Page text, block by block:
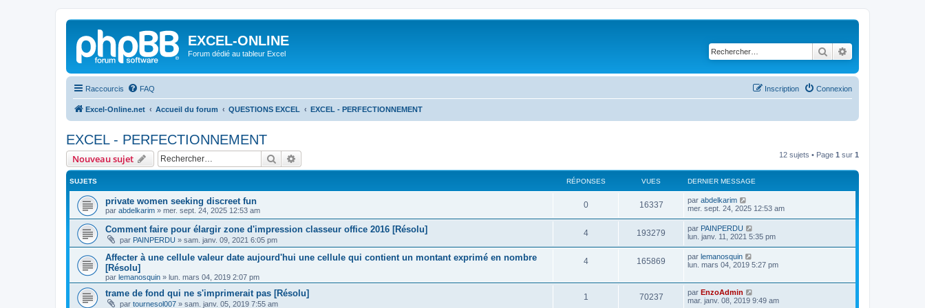
EXCEL-ONLINE
Forum dédié au tableur Excel Rechercher
Raccourcis FAQ Connexion
Inscription
Excel-Online.net Accueil du forum QUESTIONS EXCEL EXCEL - PERFECTIONNEMENT
EXCEL - PERFECTIONNEMENT
Nouveau sujet Rechercher 12 sujets • Page 1 sur 1
SUJETS RÉPONSES VUES DERNIER MESSAGE
private women seeking discreet fun
par abdelkarim » mer. sept. 24, 2025 12:53 am
0R
é
o
16337V
u
s
D
e
i
e
r
m
e
s
a
g
par abdelkarim
mer. sept. 24, 2025 12:53 am
Comment faire pour élargir zone d'impression classeur office 2016 [Résolu]
par PAINPERDU » sam. janv. 09, 2021 6:05 pm
4R
é
o
193279
u
s
D
e
i
e
m
e
s
par PAINPERDU
lun. janv. 11, 2021 5:35 pm
Affecter à une cellule valeur date aujourd'hui une cellule qui contient un montant exprimé en nombre
[Résolu]
par lemanosquin » lun. mars 04, 2019 2:07 pm
4R
165869
D
e
e
r
par lemanosquin
lun. mars 04, 2019 5:27 pm
trame de fond qui ne s'imprimerait pas [Résolu]
par tournesol007 » sam. janv. 05, 2019 7:55 am
1 70237V
D
e
par EnzoAdmin
mar. janv. 08, 2019 9:49 am